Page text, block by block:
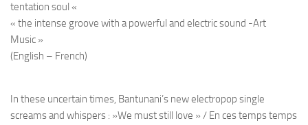
tentation soul «
« the intense groove with a powerful and electric sound -Art
Music »
(English – French)
In these uncertain times, Bantunani’s new electropop single
screams and whispers : »We must still love » / En ces temps temps